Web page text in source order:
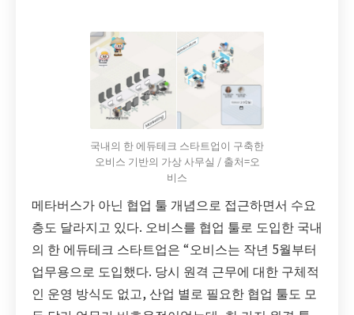
국내의 한 에듀테크 스타트업이 구축한
오비스 기반의 가상 사무실 / 출처=오
비스
메타버스가 아닌 협업 툴 개념으로 접근하면서 수요
층도 달라지고 있다. 오비스를 협업 툴로 도입한 국내
의 한 에듀테크 스타트업은 “오비스는 작년 5월부터
업무용으로 도입했다. 당시 원격 근무에 대한 구체적
인 운영 방식도 없고, 산업 별로 필요한 협업 툴도 모